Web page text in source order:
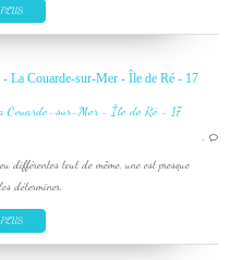
La Couarde-sur-Mer - Île de Ré - 17
…
différentes tout de même, une est presque
déterminer.